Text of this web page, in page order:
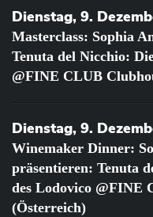
Dienstag, 9.
Masterclass: Sophia
Tenuta del Nicchio:
@FINE CLUB
Dienstag, 9.
Winemaker Dinner:
präsentieren: Tenuta
des Lodovico @FINE
(Österreich)